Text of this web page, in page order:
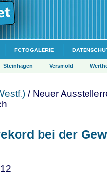
FOTOGALERIE
Steinhagen Versmold
/ Neuer
bei der